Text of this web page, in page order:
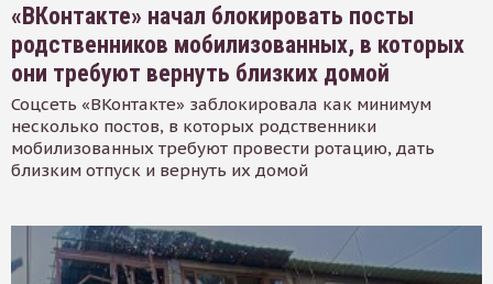
«ВКонтакте» начал блокировать посты
родственников мобилизованных, в которых
они требуют вернуть близких домой
Соцсеть «ВКонтакте» заблокировала как минимум
несколько постов, в которых родственники
мобилизованных требуют провести ротацию, дать
близким отпуск и вернуть их домой